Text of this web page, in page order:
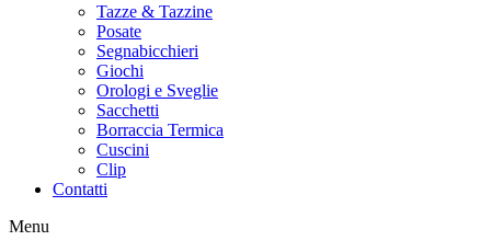
Tazze & Tazzine
Posate
Segnabicchieri
Giochi
Orologi e Sveglie
Sacchetti
Borraccia Termica
Cuscini
Clip
Contatti
Menu